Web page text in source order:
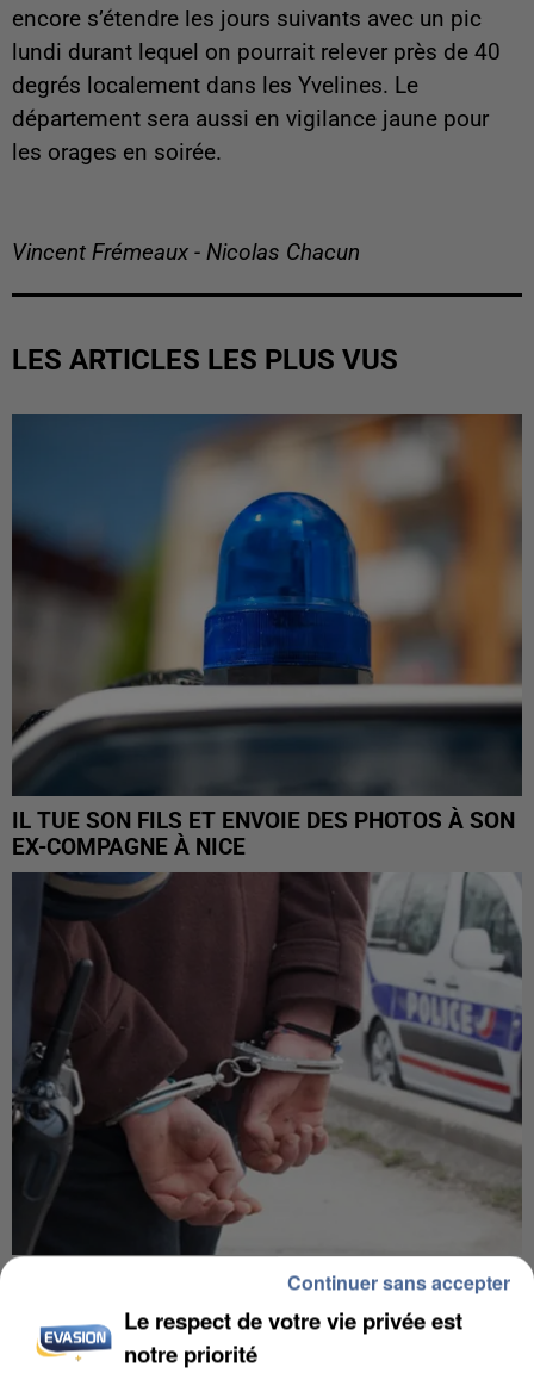
encore s’étendre les jours suivants avec un pic
lundi durant lequel on pourrait relever près de 40
degrés localement dans les Yvelines. Le
département sera aussi en vigilance jaune pour
les orages en soirée.
Vincent Frémeaux - Nicolas Chacun
LES ARTICLES LES PLUS VUS
IL TUE SON FILS ET ENVOIE DES PHOTOS À SON
EX-COMPAGNE À NICE
L’UN DES FONDATEURS SUPPOSÉS DE LA DZ
MAFIA INTERPELLÉ EN ALGÉRIE
Le respect de votre vie privée est
notre priorité
Continuer sans accepter